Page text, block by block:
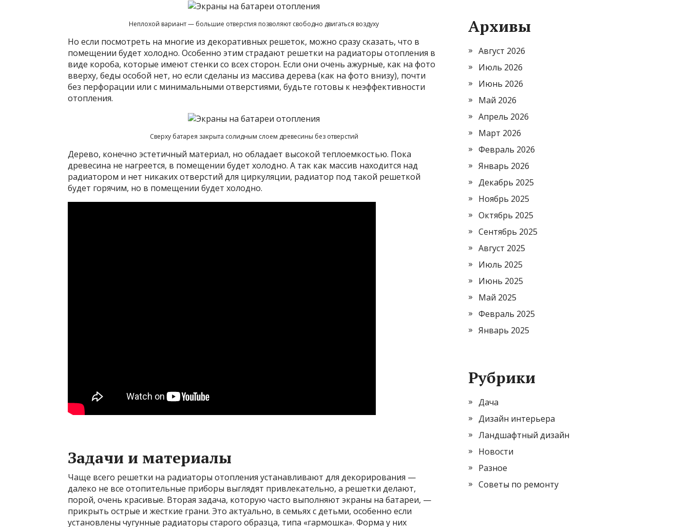
Неплохой вариант — большие отверстия позволяют свободно двигаться воздуху
Но если посмотреть на многие из декоративных решеток, можно сразу сказать, что в
помещении будет холодно. Особенно этим страдают решетки на радиаторы отопления в
виде короба, которые имеют стенки со всех сторон. Если они очень ажурные, как на фото
вверху, беды особой нет, но если сделаны из массива дерева (как на фото внизу), почти
без перфорации или с минимальными отверстиями, будьте готовы к неэффективности
отопления.
Сверху батарея закрыта солидным слоем древесины без отверстий
Дерево, конечно эстетичный материал, но обладает высокой теплоемкостью. Пока
древесина не нагреется, в помещении будет холодно. А так как массив находится над
радиатором и нет никаких отверстий для циркуляции, радиатор под такой решеткой
будет горячим, но в помещении будет холодно.
Задачи и материалы
Чаще всего решетки на радиаторы отопления устанавливают для декорирования —
далеко не все отопительные приборы выглядят привлекательно, а решетки делают,
порой, очень красивые. Вторая задача, которую часто выполняют экраны на батареи, —
прикрыть острые и жесткие грани. Это актуально, в семьях с детьми, особенно если
установлены чугунные радиаторы старого образца, типа «гармошка». Форма у них
Архивы
Август 2026
Июль 2026
Июнь 2026
Май 2026
Апрель 2026
Март 2026
Февраль 2026
Январь 2026
Декабрь 2025
Ноябрь 2025
Октябрь 2025
Сентябрь 2025
Август 2025
Июль 2025
Июнь 2025
Май 2025
Февраль 2025
Январь 2025
Рубрики
Дача
Дизайн интерьера
Ландшафтный дизайн
Новости
Разное
Советы по ремонту